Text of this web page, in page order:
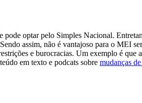
optar pelo Simples Nacional.
assim, não é vantajoso para o MEI
e burocracias. Um exemplo é que
em texto e podcats sobre mudanças